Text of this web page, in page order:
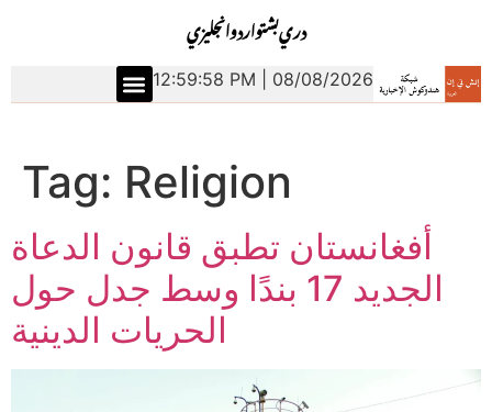
انجليزياردوبشتودري
12:59:59 PM | 08/08/2026
Tag: Religion
أفغانستان تطبق قانون الدعاة
الجديد 17 بندًا وسط جدل حول
الحريات الدينية